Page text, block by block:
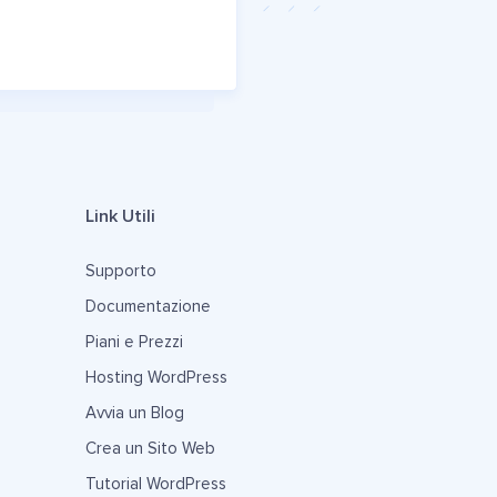
Link Utili
Supporto
Documentazione
Piani e Prezzi
Hosting WordPress
Avvia un Blog
Crea un Sito Web
Tutorial WordPress